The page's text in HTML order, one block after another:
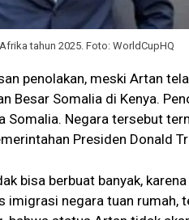
tahun 2025. Foto: WorldCupHQ
penolakan, meski Artan
Besar Somalia di Kenya.
Somalia. Negara tersebut
Presiden Donald
bisa berbuat banyak,
imigrasi negara tuan rumah,